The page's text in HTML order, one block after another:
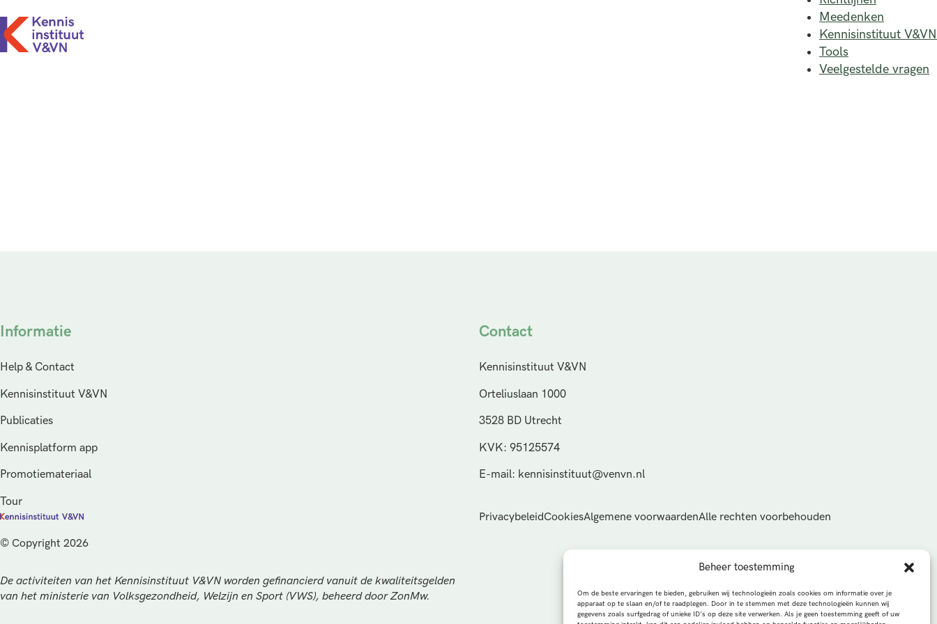
Beheer toestemming
Om de beste ervaringen te bieden, gebruiken wij technologieën zoals cookies om informatie over je
apparaat op te slaan en/of te raadplegen. Door in te stemmen met deze technologieën kunnen wij
gegevens zoals surfgedrag of unieke ID's op deze site verwerken. Als je geen toestemming geeft of uw
Meedenken
Kennisinstituut V&VN
Tools
Veelgestelde vragen
Informatie
Help & Contact
Kennisinstituut V&VN
Publicaties
Kennisplatform app
Promotiemateriaal
Tour
Contact
Kennisinstituut V&VN
Orteliuslaan 1000
3528 BD Utrecht
KVK: 95125574
E-mail: kennisinstituut@venvn.nl
© Copyright 2026
De activiteiten van het Kennisinstituut V&VN worden gefinancierd vanuit de kwaliteitsgelden
van het ministerie van Volksgezondheid, Welzijn en Sport (VWS), beheerd door ZonMw.
PrivacybeleidCookiesAlgemene voorwaardenAlle rechten voorbehouden